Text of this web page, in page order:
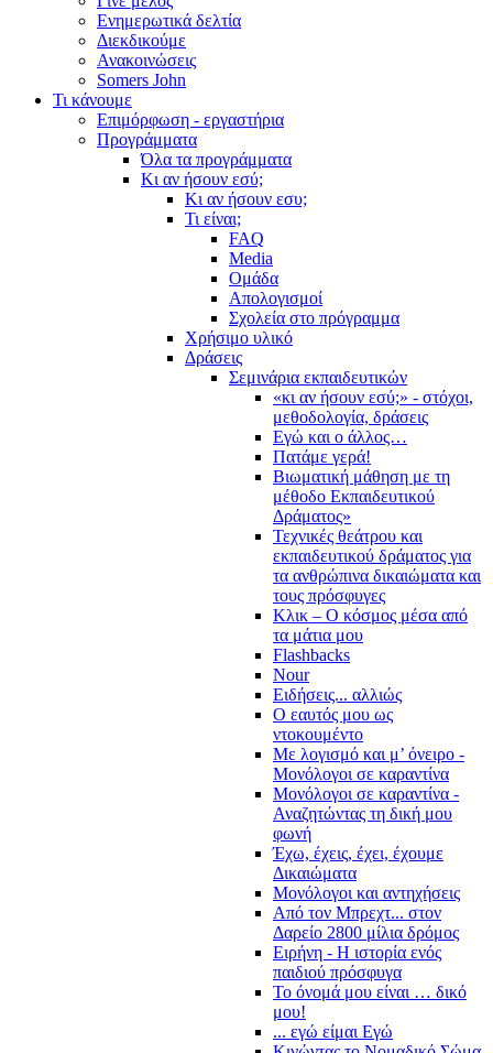
Ενημερωτικά δελτία
Διεκδικούμε
Ανακοινώσεις
Somers John
Τι κάνουμε
Επιμόρφωση - εργαστήρια
Προγράμματα
Όλα τα προγράμματα
Κι αν ήσουν εσύ;
Κι αν ήσουν εσυ;
Τι είναι;
FAQ
Media
Ομάδα
Απολογισμοί
Σχολεία στο πρόγραμμα
Χρήσιμο υλικό
Δράσεις
Σεμινάρια εκπαιδευτικών
«κι αν ήσουν εσύ;» - στόχοι,
μεθοδολογία, δράσεις
Εγώ και ο άλλος…
Πατάμε γερά!
Βιωματική μάθηση με τη
μέθοδο Εκπαιδευτικού
Δράματος»
Τεχνικές θεάτρου και
εκπαιδευτικού δράματος για
τα ανθρώπινα δικαιώματα και
τους πρόσφυγες
Κλικ – Ο κόσμος μέσα από
τα μάτια μου
Flashbacks
Nour
Ειδήσεις... αλλιώς
Ο εαυτός μου ως
ντοκουμέντο
Με λογισμό και μ’ όνειρο -
Μονόλογοι σε καραντίνα
Μονόλογοι σε καραντίνα -
Αναζητώντας τη δική μου
φωνή
Έχω, έχεις, έχει, έχουμε
Δικαιώματα
Μονόλογοι και αντηχήσεις
Από τον Μπρεχτ... στον
Δαρείο 2800 μίλια δρόμος
Ειρήνη - Η ιστορία ενός
παιδιού πρόσφυγα
Το όνομά μου είναι … δικό
μου!
... εγώ είμαι Εγώ